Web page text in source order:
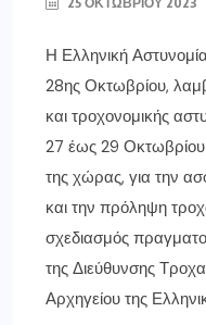
Η Ελληνική
28ης Οκτωβρίου,
και τροχονομικής
27 έως 29 Οκτωβρίου
της χώρας, για την
και την πρόληψη
σχεδιασμός
της Διεύθυνσης
Αρχηγείου της